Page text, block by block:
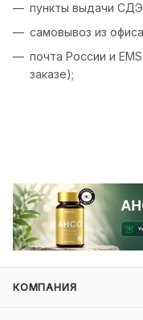
пункты выдачи
самовывоз из
почта России и
заказе);
КОМПАНИЯ